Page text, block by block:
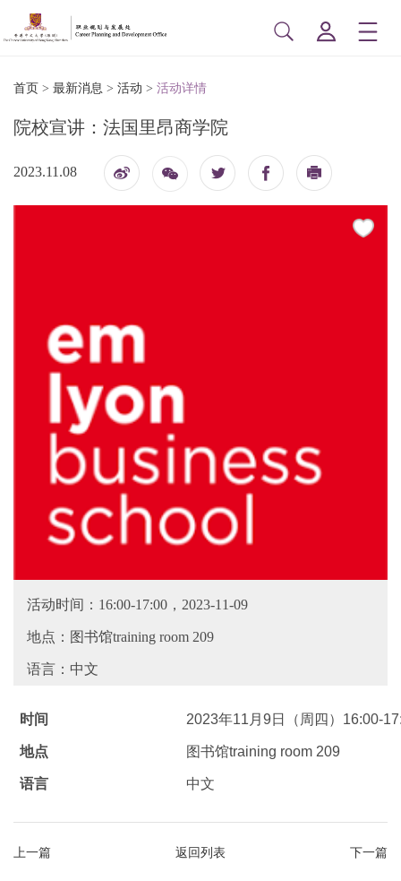
首页 > 最新消息 > 活动 > 活动详情
院校宣讲：法国里昂商学院
2023.11.08
博 印
活动时间：16:00-17:00，2023-11-09
地点：图书馆training room 209
语言：中文
时间 2023年11 月 9 日（周四） 16:00-
地点 图书馆training room 209
语言 中文
上一篇 返回列表 下一篇